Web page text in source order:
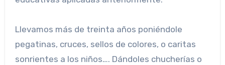
Llevamos más de treinta años poniéndole
pegatinas, cruces, sellos de colores, o caritas
sonrientes a los niños…. Dándoles chucherías o